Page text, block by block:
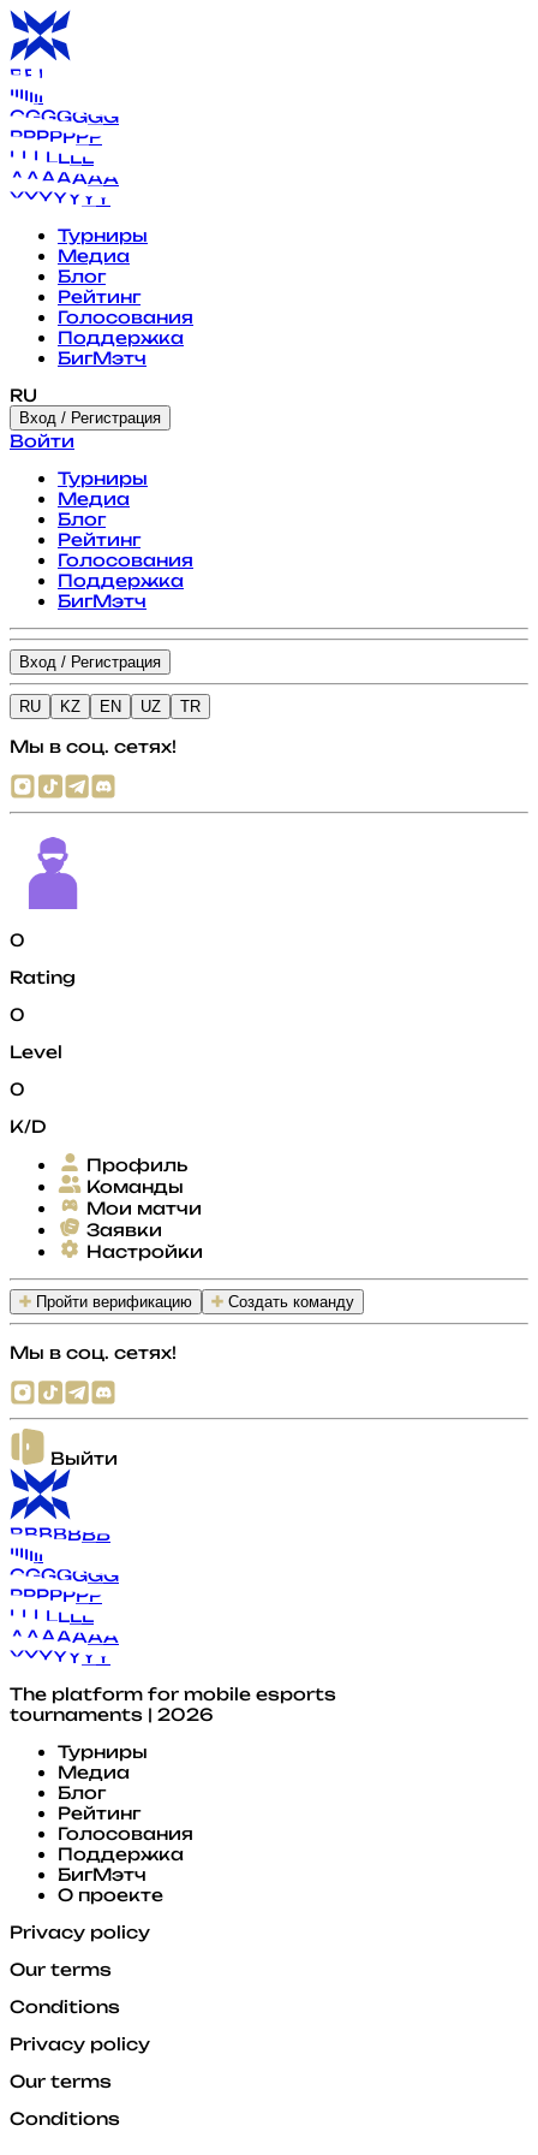
B B B
IIIIIII
GGGGGGG
PPPPPPP
L L L LLLL
A AAAAAA
YYYYY Y Y
Турниры
Медиа
Блог
Рейтинг
Голосования
Поддержка
БигМэтч
RU
Вход / Регистрация
Войти
Турниры
Медиа
Блог
Рейтинг
Голосования
Поддержка
БигМэтч
Вход / Регистрация
RU KZ EN UZ TR
Мы в соц. сетях!
0
Rating
0
Level
0
K/D
Профиль
Команды
Мои матчи
Заявки
Настройки
Пройти верификацию Создать команду
Мы в соц. сетях!
Выйти
BBBBBBB
IIIIIII
GGGGGGG
PPPPPPP
L L L LLLL
A AAAAAA
YYYYY Y Y
The platform for mobile esports
tournaments | 2026
Турниры
Медиа
Блог
Рейтинг
Голосования
Поддержка
БигМэтч
О проекте
Privacy policy
Our terms
Conditions
Privacy policy
Our terms
Conditions